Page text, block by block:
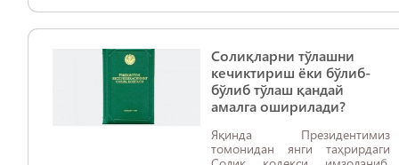
Солиқларни тўлашни
кечиктириш ёки бўлиб-
бўлиб тўлаш қандай
амалга оширилади?
Яқинда Президентимиз
томонидан янги таҳрирдаги